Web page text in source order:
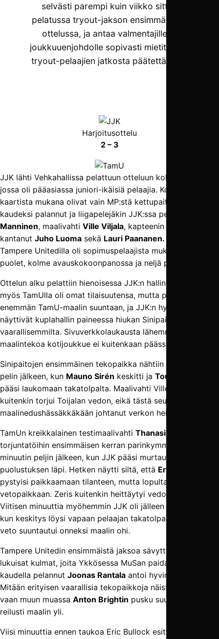
selvästi parempi kuin viikko sitten
pelatussa tryout-jakson ensimmäisenä
ottelussa, ja antaa valmentajille ja
joukkuuenjohdolle sopivasti mietittävää
tryout-pelaajien jatkosta päätettäessä.
Harjoitusottelu
2 – 3
JJK lähti Vehkahallissa pelattuun otteluun kokoonpanolla,
jossa oli pääasiassa juniori-ikäisiä pelaajia. Kokeneesta
kaartista mukana olivat vain MP:stä kettupaitaan ensi
kaudeksi palannut ja liigapelejäkin JJK:ssa pelannut
Manninen, maalivahti Ville Viljala, kapteenin nauhaa
kantanut Juho Luoma sekä Lauri Paananen.
Tampere Unitedilla oli sopimuspelaajista mukana vain alle
puolet, kolme avauskokoonpanossa ja neljä penkillä.
Ottelun alku pelattiin hienoisessa JJK:n hallinnassa. Toki
myös TamUlla oli omat tilaisuutensa, mutta pallo liikkui
enemmän TamU-maalin suuntaan, ja JJK:n hyökkäykset
näyttivät kuplahallin paineessa hiukan Sinipaitojen yrityksiä
vaarallisemmilta. Sivuverkkolaukausta lähemmäs
maalintekoa kotijoukkue ei kuitenkaan päässyt.
Sinipaitojen ensimmäinen tekopaikka nähtiin noin vartin
pelin jälkeen, kun Mauno Sirén keskitti ja Toni Toijala
pääsi laukomaan takatolpalta. Maalivahti Ville Viljala
kuitenkin torjui Toijalan vedon, eikä tästä seurannut
maalinedushässäkkäkään johtanut verkon heilumiseen.
TamUn kreikkalainen testimaalivahti Thanasis Zeris
torjuntatöihin ensimmäisen kerran parinkymmenen
minuutin peljin jälkeen, kun JJK pääsi murtautumaan
puolustuksen läpi. Hetken näytti siltä, että Eric Bullock
pystyisi paikkaamaan tilanteen, mutta lopulta pallo ajautui
vetopaikkaan. Zeris kuitenkin heittäytyi vedon tielle.
Viitisen minuuttia myöhemmin JJK oli jälleen tekopaikassa,
kun keskitys löysi vapaan pelaajan takatolpalta, mutta
veto suuntautui onneksi maalin ohi.
Tampere Unitedin ensimmäistä jaksoa sävytti myös
lukuisat kulmat, joita Ykkösessa MuSan paidassa viime
kaudella pelannut Joonas Rantala antoi hyvin luukulle.
Mitään erityisen vaarallisia tekopaikkoja näistä ei syntynyt,
vaan muun muassa Anton Brightin pusku suuntautui
reilusti maalin yli.
Viisi minuuttia ennen taukoa Eric Bullock esitteli viime